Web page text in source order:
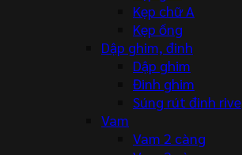
Kẹp chữ A
Kẹp ống
Dập ghim, đinh
Dập ghim
Đinh ghim
Súng rút đinh rive
Vam
Vam 2 càng